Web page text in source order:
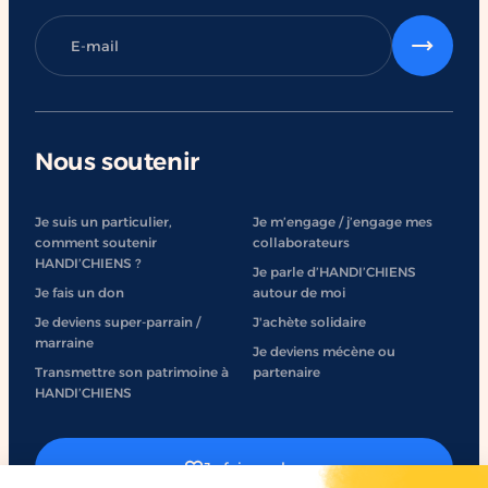
Nous soutenir
Je suis un particulier,
comment soutenir
HANDI’CHIENS ?
Je fais un don
Je deviens super-parrain /
marraine
Transmettre son patrimoine à
HANDI’CHIENS
Je m’engage / j’engage mes
collaborateurs
Je parle d’HANDI’CHIENS
autour de moi
J'achète solidaire
Je deviens mécène ou
partenaire
Je fais un don